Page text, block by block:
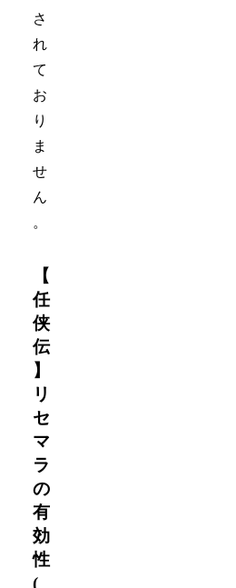
さ
れ
て
お
り
ま
せ
ん
。
【
任
侠
伝
】
リ
セ
マ
ラ
の
有
効
性
(